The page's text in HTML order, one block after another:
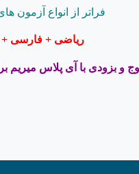
فراتر از انواع آزمون
ریاضی + فارسی
اوج و بزودی با آی پلاس